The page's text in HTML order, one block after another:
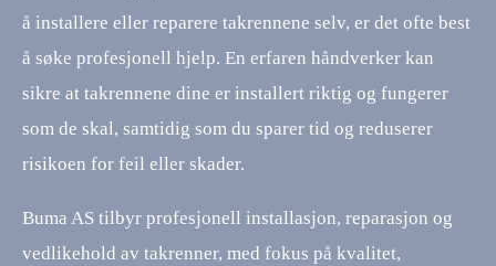
å installere eller reparere takrennene selv, er det ofte best
å søke profesjonell hjelp. En erfaren håndverker kan
sikre at takrennene dine er installert riktig og fungerer
som de skal, samtidig som du sparer tid og reduserer
risikoen for feil eller skader.
Buma AS tilbyr profesjonell installasjon, reparasjon og
vedlikehold av takrenner, med fokus på kvalitet,